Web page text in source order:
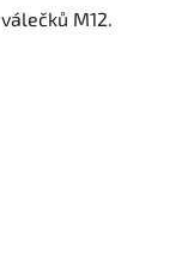
válečků M12.